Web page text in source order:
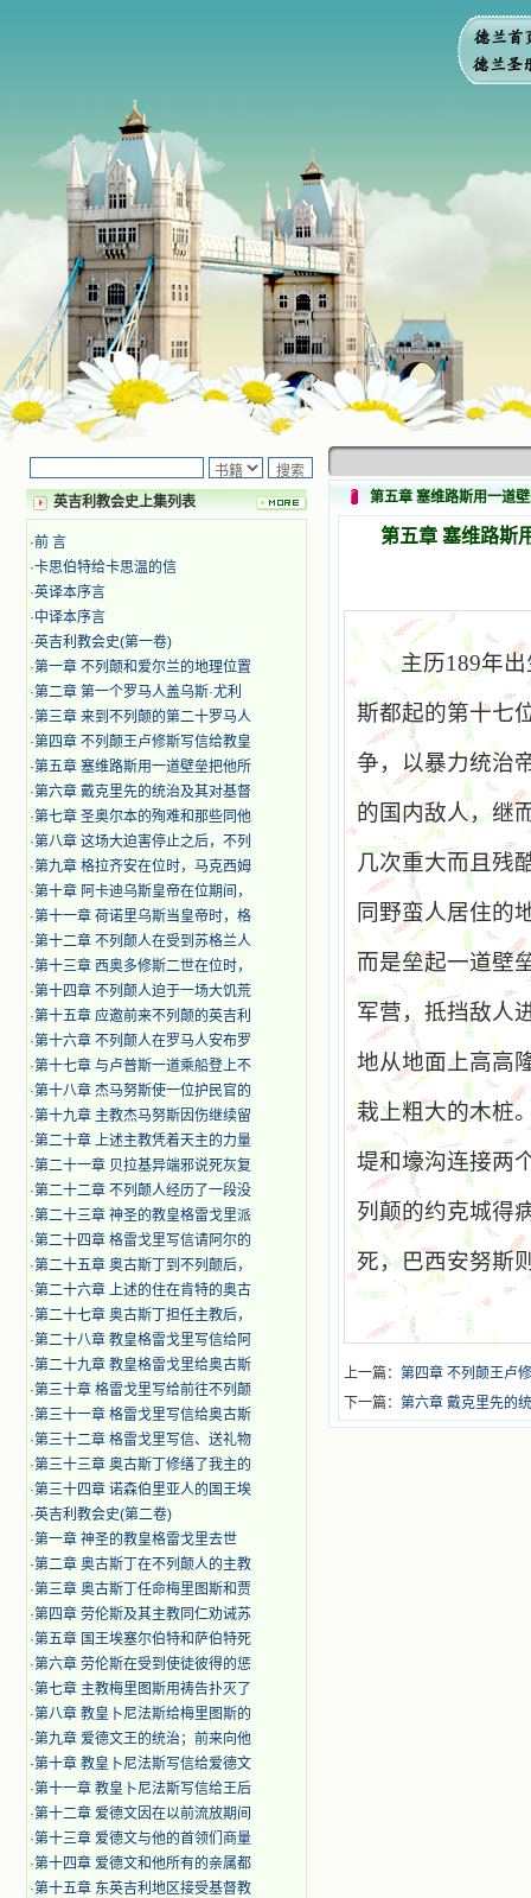
英吉利教会史上集列表
·前 言
·卡思伯特给卡思温的信
·英译本序言
·中译本序言
·英吉利教会史(第一卷)
·第一章 不列颠和爱尔兰的地理位置
·第二章 第一个罗马人盖乌斯·尤利
·第三章 来到不列颠的第二十罗马人
·第四章 不列颠王卢修斯写信给教皇
·第五章 塞维路斯用一道壁垒把他所
·第六章 戴克里先的统治及其对基督
·第七章 圣奥尔本的殉难和那些同他
·第八章 这场大迫害停止之后，不列
·第九章 格拉齐安在位时，马克西姆
·第十章 阿卡迪乌斯皇帝在位期间，
·第十一章 荷诺里乌斯当皇帝时，格
·第十二章 不列颠人在受到苏格兰人
·第十三章 西奥多修斯二世在位时，
·第十四章 不列颠人迫于一场大饥荒
·第十五章 应邀前来不列颠的英吉利
·第十六章 不列颠人在罗马人安布罗
·第十七章 与卢普斯一道乘船登上不
·第十八章 杰马努斯使一位护民官的
·第十九章 主教杰马努斯因伤继续留
·第二十章 上述主教凭着天主的力量
·第二十一章 贝拉基异端邪说死灰复
·第二十二章 不列颠人经历了一段没
·第二十三章 神圣的教皇格雷戈里派
·第二十四章 格雷戈里写信请阿尔的
·第二十五章 奥古斯丁到不列颠后，
·第二十六章 上述的住在肯特的奥古
·第二十七章 奥古斯丁担任主教后，
·第二十八章 教皇格雷戈里写信给阿
·第二十九章 教皇格雷戈里给奥古斯
·第三十章 格雷戈里写给前往不列颠
·第三十一章 格雷戈里写信给奥古斯
·第三十二章 格雷戈里写信、送礼物
·第三十三章 奥古斯丁修缮了我主的
·第三十四章 诺森伯里亚人的国王埃
·英吉利教会史(第二卷)
·第一章 神圣的教皇格雷戈里去世
·第二章 奥古斯丁在不列颠人的主教
·第三章 奥古斯丁任命梅里图斯和贾
·第四章 劳伦斯及其主教同仁劝诫苏
·第五章 国王埃塞尔伯特和萨伯特死
·第六章 劳伦斯在受到使徒彼得的惩
·第七章 主教梅里图斯用祷告扑灭了
·第八章 教皇卜尼法斯给梅里图斯的
·第九章 爱德文王的统治；前来向他
·第十章 教皇卜尼法斯写信给爱德文
·第十一章 教皇卜尼法斯写信给王后
·第十二章 爱德文因在以前流放期间
·第十三章 爱德文与他的首领们商量
·第十四章 爱德文和他所有的亲属都
·第十五章 东英吉利地区接受基督教
第五章 塞维路斯用一道
第五章 塞维路斯
主历189年
斯都起的第十七
争，以暴力统治
的国内敌人，继
几次重大而且残
同野蛮人居住的
而是垒起一道壁
军营，抵挡敌人
地从地面上高高
栽上粗大的木桩
堤和壕沟连接两
列颠的约克城得
死，巴西安努斯
上一篇： 第四章 不列颠王卢
下一篇： 第六章 戴克里先的